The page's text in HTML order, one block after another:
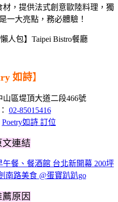
，提供法式創意歐陸料理，獨
一大亮點，務必體驗！
如詩】
區堤頂大道二段466號
02-85015416
Poetry如詩 訂位
連結
餐、餐酒館 台北新開幕 200坪
南路美食 @蛋寶趴趴go
原因